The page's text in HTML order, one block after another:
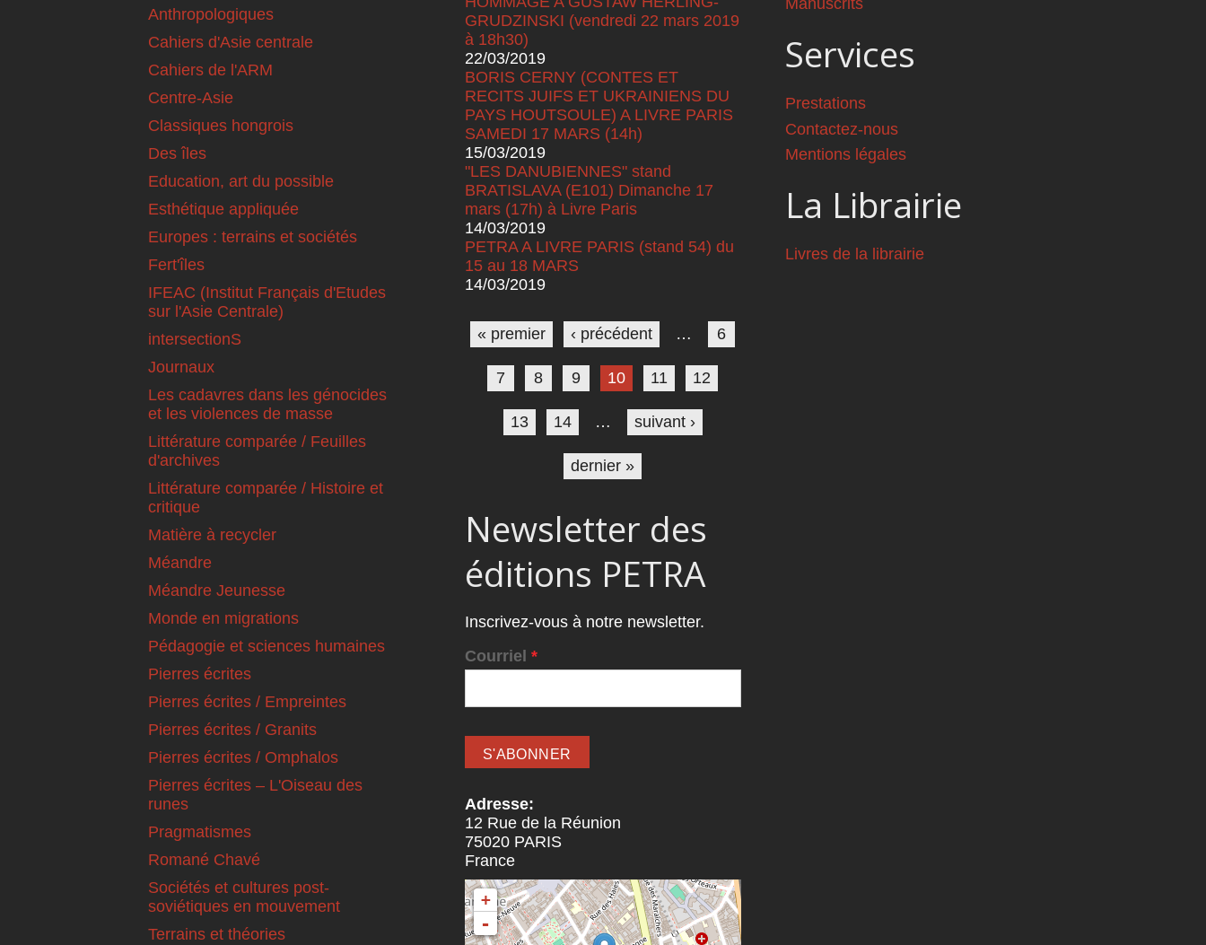
Anthropologiques
Cahiers d'Asie centrale
Cahiers de l'ARM
Centre-Asie
Classiques hongrois
Des îles
Education, art du possible
Esthétique appliquée
Europes : terrains et sociétés
Fert'îles
IFEAC (Institut Français d'Etudes
sur l'Asie Centrale)
intersectionS
Journaux
Les cadavres dans les génocides
et les violences de masse
Littérature comparée / Feuilles
d'archives
Littérature comparée / Histoire et
critique
Matière à recycler
Méandre
Méandre Jeunesse
Monde en migrations
Pédagogie et sciences humaines
Pierres écrites
Pierres écrites / Empreintes
Pierres écrites / Granits
Pierres écrites / Omphalos
Pierres écrites – L'Oiseau des
runes
Pragmatismes
Romané Chavé
Sociétés et cultures post-
soviétiques en mouvement
Terrains et théories
GRUDZINSKI (vendredi 22 mars 2019
à 18h30)
22/03/2019
BORIS CERNY (CONTES ET
RECITS JUIFS ET UKRAINIENS DU
PAYS HOUTSOULE) A LIVRE PARIS
SAMEDI 17 MARS (14h)
15/03/2019
"LES DANUBIENNES" stand
BRATISLAVA (E101) Dimanche 17
mars (17h) à Livre Paris
14/03/2019
PETRA A LIVRE PARIS (stand 54) du
15 au 18 MARS
14/03/2019
Pages
« premier ‹ précédent … 6
7 8 9 10 11 12
13 14 … suivant ›
dernier »
Newsletter des
éditions PETRA
Inscrivez-vous à notre newsletter.
Courriel *
Adresse:
12 Rue de la Réunion
75020 PARIS
France
+
-
Manuscrits
Services
Prestations
Contactez-nous
Mentions légales
La Librairie
Livres de la librairie